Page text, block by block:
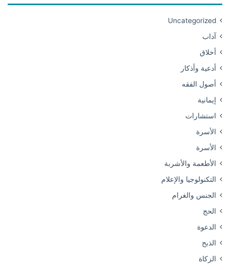
Uncategorized
آداب
أخلاق
أدعية وأذكار
أصول الفقه
إيمانية
استشارات
الأسرة
الأسرة
الأطعمة والأشربة
التكنولوجيا والإعلام
الجنس والغرام
الحج
الدعوة
الذبح
الزكاة